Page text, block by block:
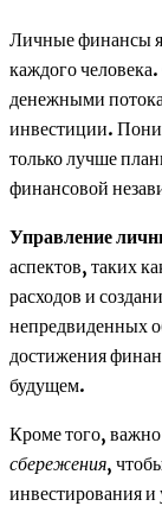
Личные финансы
каждого
денежными
инвестиции.
только лучше
финансовой
Управление
аспектов, таких
расходов и
непредвиденных
достижения
будущем.
Кроме того,
сбережения,
инвестирования